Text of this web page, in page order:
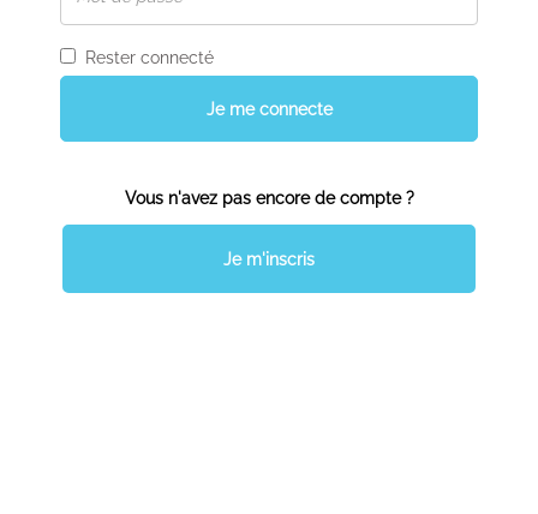
Rester connecté
Je me connecte
Vous n'avez pas encore de compte ?
Je m'inscris